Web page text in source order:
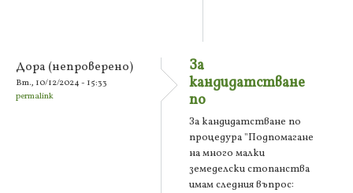
Дора (непроверено)
Вт., 10/12/2024 - 15:33
permalink
За
кандидатстване
по
За кандидатстване по
процедура "Подпомагане
на много малки
земеделски стопанства
имам следния въпрос: